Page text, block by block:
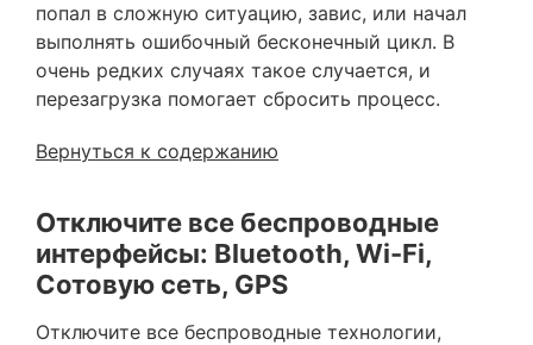
попал в сложную ситуацию, завис, или начал
выполнять ошибочный бесконечный цикл. В
очень редких случаях такое случается, и
перезагрузка помогает сбросить процесс.
Вернуться к содержанию
Отключите все беспроводные
интерфейсы: Bluetooth, Wi-Fi,
Сотовую сеть, GPS
Отключите все беспроводные технологии,